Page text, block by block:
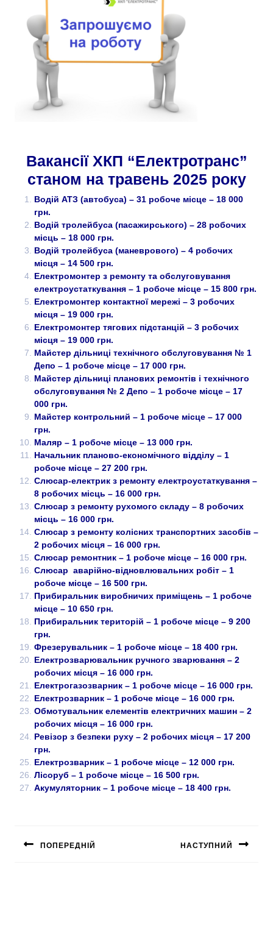
Вакансії ХКП “Електротранс”
станом на травень 2025 року
Водій АТЗ (автобуса) – 31 робоче місце – 18 000
грн.
Водій тролейбуса (пасажирського) – 28 робочих
місць – 18 000 грн.
Водій тролейбуса (маневрового) – 4 робочих
місця – 14 500 грн.
Електромонтер з ремонту та обслуговування
електроустаткування – 1 робоче місце – 15 800 грн.
Електромонтер контактної мережі – 3 робочих
місця – 19 000 грн.
Електромонтер тягових підстанцій – 3 робочих
місця – 19 000 грн.
Майстер дільниці технічного обслуговування № 1
Депо – 1 робоче місце – 17 000 грн.
Майстер дільниці планових ремонтів і технічного
обслуговування № 2 Депо – 1 робоче місце – 17
000 грн.
Майстер контрольний – 1 робоче місце – 17 000
грн.
Маляр – 1 робоче місце – 13 000 грн.
Начальник планово-економічного відділу – 1
робоче місце – 27 200 грн.
Слюсар-електрик з ремонту електроустаткування –
8 робочих місць – 16 000 грн.
Слюсар з ремонту рухомого складу – 8 робочих
місць – 16 000 грн.
Слюсар з ремонту колісних транспортних засобів –
2 робочих місця – 16 000 грн.
Слюсар ремонтник – 1 робоче місце – 16 000 грн.
Слюсар аварійно-відновлювальних робіт – 1
робоче місце – 16 500 грн.
Прибиральник виробничих приміщень – 1 робоче
місце – 10 650 грн.
Прибиральник територій – 1 робоче місце – 9 200
грн.
Фрезерувальник – 1 робоче місце – 18 400 грн.
Електрозварювальник ручного зварювання – 2
робочих місця – 16 000 грн.
Електрогазозварник – 1 робоче місце – 16 000 грн.
Електрозварник – 1 робоче місце – 16 000 грн.
Обмотувальник елементів електричних машин – 2
робочих місця – 16 000 грн.
Ревізор з безпеки руху – 2 робочих місця – 17 200
грн.
Електрозварник – 1 робоче місце – 12 000 грн.
Лісоруб – 1 робоче місце – 16 500 грн.
Акумуляторник – 1 робоче місце – 18 400 грн.
ПОПЕРЕДНІЙ НАСТУПНИЙ